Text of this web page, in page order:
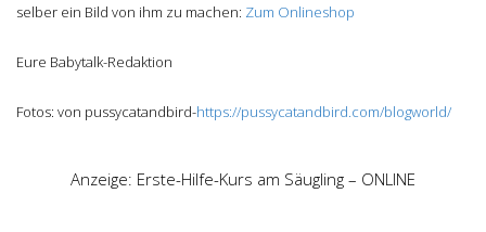
selber ein Bild von ihm zu machen: Zum Onlineshop
Eure Babytalk-Redaktion
Fotos: von pussycatandbird-https://pussycatandbird.com/blogworld/
Anzeige: Erste-Hilfe-Kurs am Säugling – ONLINE